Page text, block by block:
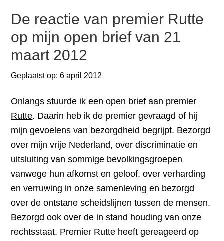
De reactie van premier Rutte
op mijn open brief van 21
maart 2012
Geplaatst op:6 april 2012
Onlangs stuurde ik eenopen brief aan premier
Rutte. Daarin heb ik de premier gevraagd of hij
mijn gevoelens van bezorgdheid begrijpt. Bezorgd
over mijn vrije Nederland, over discriminatie en
uitsluiting van sommige bevolkingsgroepen
vanwege hun afkomst en geloof, over verharding
en verruwing in onze samenleving en bezorgd
over de ontstane scheidslijnen tussen de mensen.
Bezorgd ook over de in stand houding van onze
rechtsstaat. Premier Rutte heeft gereageerd op